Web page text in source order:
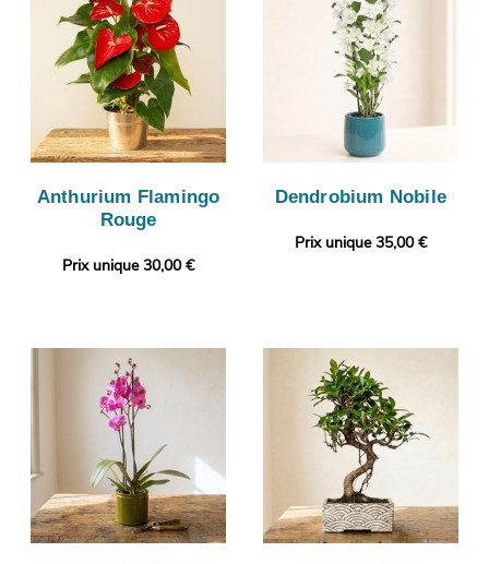
Anthurium Flamingo
Rouge
Prix unique 30,00 €
Dendrobium Nobile
Prix unique 35,00 €